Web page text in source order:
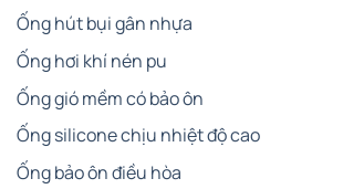
Ống hút bụi gân nhựa
Ống hơi khí nén pu
Ống gió mềm có bảo ôn
Ống silicone chịu nhiệt độ cao
Ống bảo ôn điều hòa